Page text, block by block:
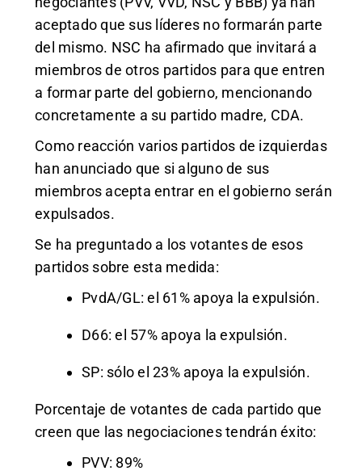
aceptado que sus líderes no formarán parte
del mismo. NSC ha afirmado que invitará a
miembros de otros partidos para que entren
a formar parte del gobierno, mencionando
concretamente a su partido madre, CDA.
Como reacción varios partidos de izquierdas
han anunciado que si alguno de sus
miembros acepta entrar en el gobierno serán
expulsados.
Se ha preguntado a los votantes de esos
partidos sobre esta medida:
PvdA/GL: el 61% apoya la expulsión.
D66: el 57% apoya la expulsión.
SP: sólo el 23% apoya la expulsión.
Porcentaje de votantes de cada partido que
creen que las negociaciones tendrán éxito:
PVV: 89%